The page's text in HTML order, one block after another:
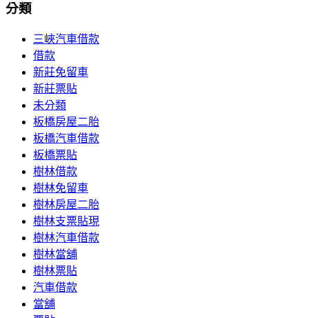
分類
三峽汽車借款
借款
新莊免留車
新莊票貼
未分類
板橋房屋二胎
板橋汽車借款
板橋票貼
樹林借款
樹林免留車
樹林房屋二胎
樹林支票貼現
樹林汽車借款
樹林當舖
樹林票貼
汽車借款
當舖